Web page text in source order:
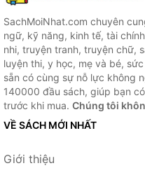
SachMoiNhat.com chuyên
ngữ, kỹ năng, kinh tế, tài
nhi, truyện tranh, truyện chữ,
luyện thi, y học, mẹ và bé,
sẵn có cùng sự nỗ lực không
140000 đầu sách, giúp bạn
trước khi mua. Chúng tôi
VỀ SÁCH MỚI NHẤT
Giới thiệu